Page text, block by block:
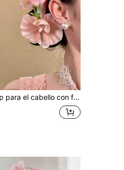
bohemio para mujer, accesorio para el cabello y tocado, adecuado para uso diario, hogar, escuela, playa, vacaciones, trabajo, desplazamientos, fiestas, reuniones, días festivos, regalo de cumpleaños, temporada de regreso a la escuela, estilo universitario, Año Nuevo, Día de San Valentín, Día de la Madre, temporada de bodas, novia, festival de música, primavera, verano, otoño e invierno